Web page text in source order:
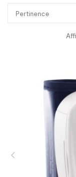
Pertinence